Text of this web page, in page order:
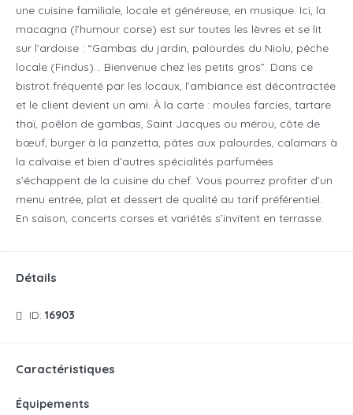
une cuisine familiale, locale et généreuse, en musique. Ici, la
macagna (l’humour corse) est sur toutes les lèvres et se lit
sur l’ardoise : “Gambas du jardin, palourdes du Niolu, pêche
locale (Findus)… Bienvenue chez les petits gros”. Dans ce
bistrot fréquenté par les locaux, l’ambiance est décontractée
et le client devient un ami. À la carte : moules farcies, tartare
thaï, poêlon de gambas, Saint Jacques ou mérou, côte de
bœuf, burger à la panzetta, pâtes aux palourdes, calamars à
la calvaise et bien d’autres spécialités parfumées
s’échappent de la cuisine du chef. Vous pourrez profiter d’un
menu entrée, plat et dessert de qualité au tarif préférentiel.
En saison, concerts corses et variétés s’invitent en terrasse.
Détails
ID: 16903
Caractéristiques
Équipements